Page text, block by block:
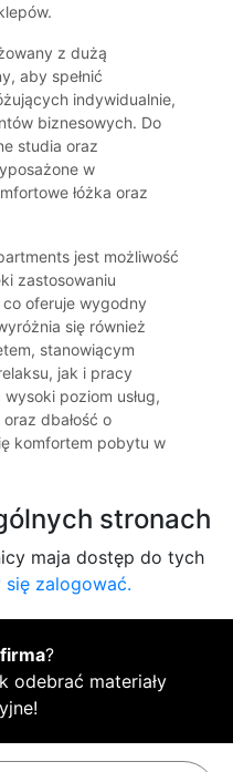
z dużą
aby spełnić
indywidualnie,
biznesowych. Do
studia oraz
w
łóżka oraz
jest możliwość
zastosowaniu
oferuje wygodny
się również
stanowiącym
jak i pracy
poziom usług,
dbałość o
komfortem pobytu w
stronach
maja dostęp do tych
się zalogować.
?
odebrać materiały